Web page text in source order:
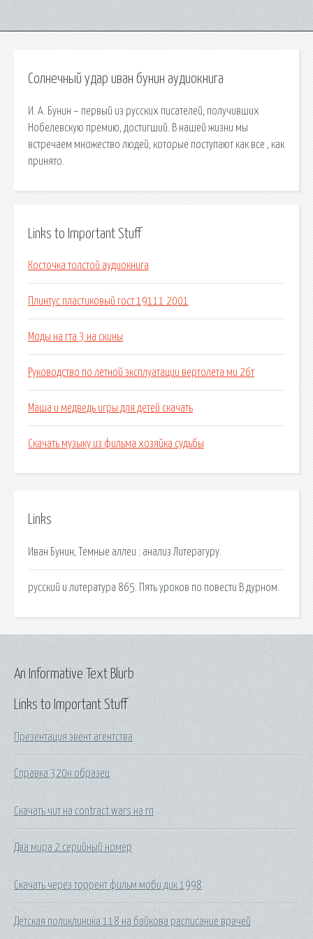
Солнечный удар иван бунин аудиокнига
И. А. Бунин – первый из русских писателей, получивших
Нобелевскую премию, достигший. В нашей жизни мы
встречаем множество людей, которые поступают как все , как
принято.
Links to Important Stuff
Косточка толстой аудиокнига
Плинтус пластиковый гост 19111 2001
Моды на гта 3 на скины
Руководство по летной эксплуатации вертолета ми 26т
Маша и медведь игры для детей скачать
Скачать музыку из фильма хозяйка судьбы
Links
Иван Бунин, Темные аллеи : анализ Литерагуру.
русский и литература 865: Пять уроков по повести В дурном.
Links to Important Stuff
Презентация эвент агентства
Справка 320н образец
Скачать чит на contract wars на гп
Два мира 2 серийный номер
Скачать через торрент фильм моби дик 1998
Детская поликлиника 118 на байкова расписание врачей
An Informative Text Blurb